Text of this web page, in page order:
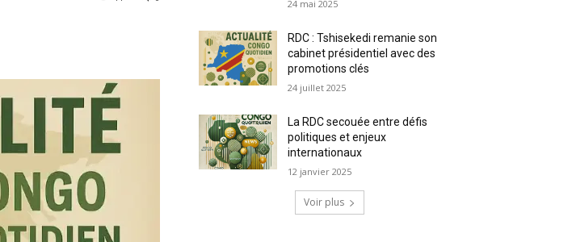
24 mai 2025
RDC : Tshisekedi remanie son
cabinet présidentiel avec des
promotions clés
24 juillet 2025
La RDC secouée entre défis
politiques et enjeux
internationaux
12 janvier 2025
Voir plus